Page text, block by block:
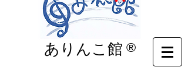
ありんこ館 ®